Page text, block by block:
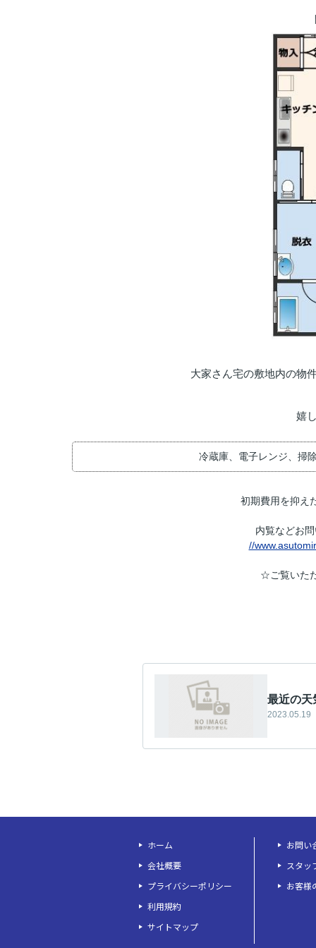
大家さん宅の敷地内の物
嬉
冷蔵庫、電子レンジ、掃
初期費用を抑え
内覧などお
//
☆ご覧いた
最近の天
2023.05.19
ホーム
会社概要
プライバシーポリシー
利用規約
サイトマップ
お問い
スタッ
お客様